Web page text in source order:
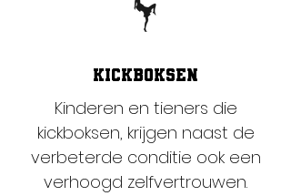
KICKBOKSEN
Kinderen en tieners die
kickboksen, krijgen naast de
verbeterde conditie ook een
verhoogd zelfvertrouwen.